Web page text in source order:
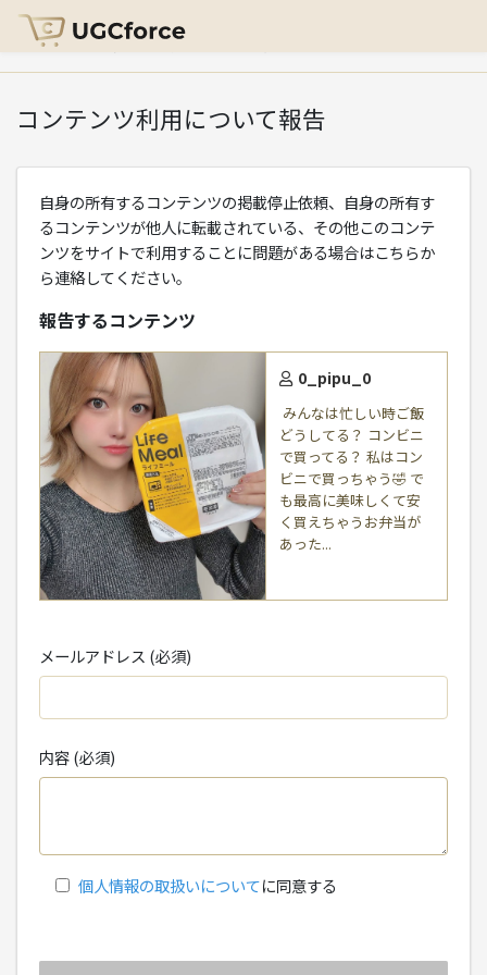
HOME > コンテンツ利用について報告
コンテンツ利用について報告
自身の所有するコンテンツの掲載停止依頼、自身の所有す
るコンテンツが他人に転載されている、その他このコンテ
ンツをサイトで利用することに問題がある場合はこちらか
ら連絡してください。
報告するコンテンツ
0_pipu_0
⁡ みんな⁡は忙しい時ご飯
どうしてる？ コンビニ
で買ってる？ 私はコン
ビニで買っちゃう🤣 で
も最高に美味しくて安
く買えちゃうお弁当が
あった...
メールアドレス (必須)
内容 (必須)
個人情報の取扱いについてに同意する